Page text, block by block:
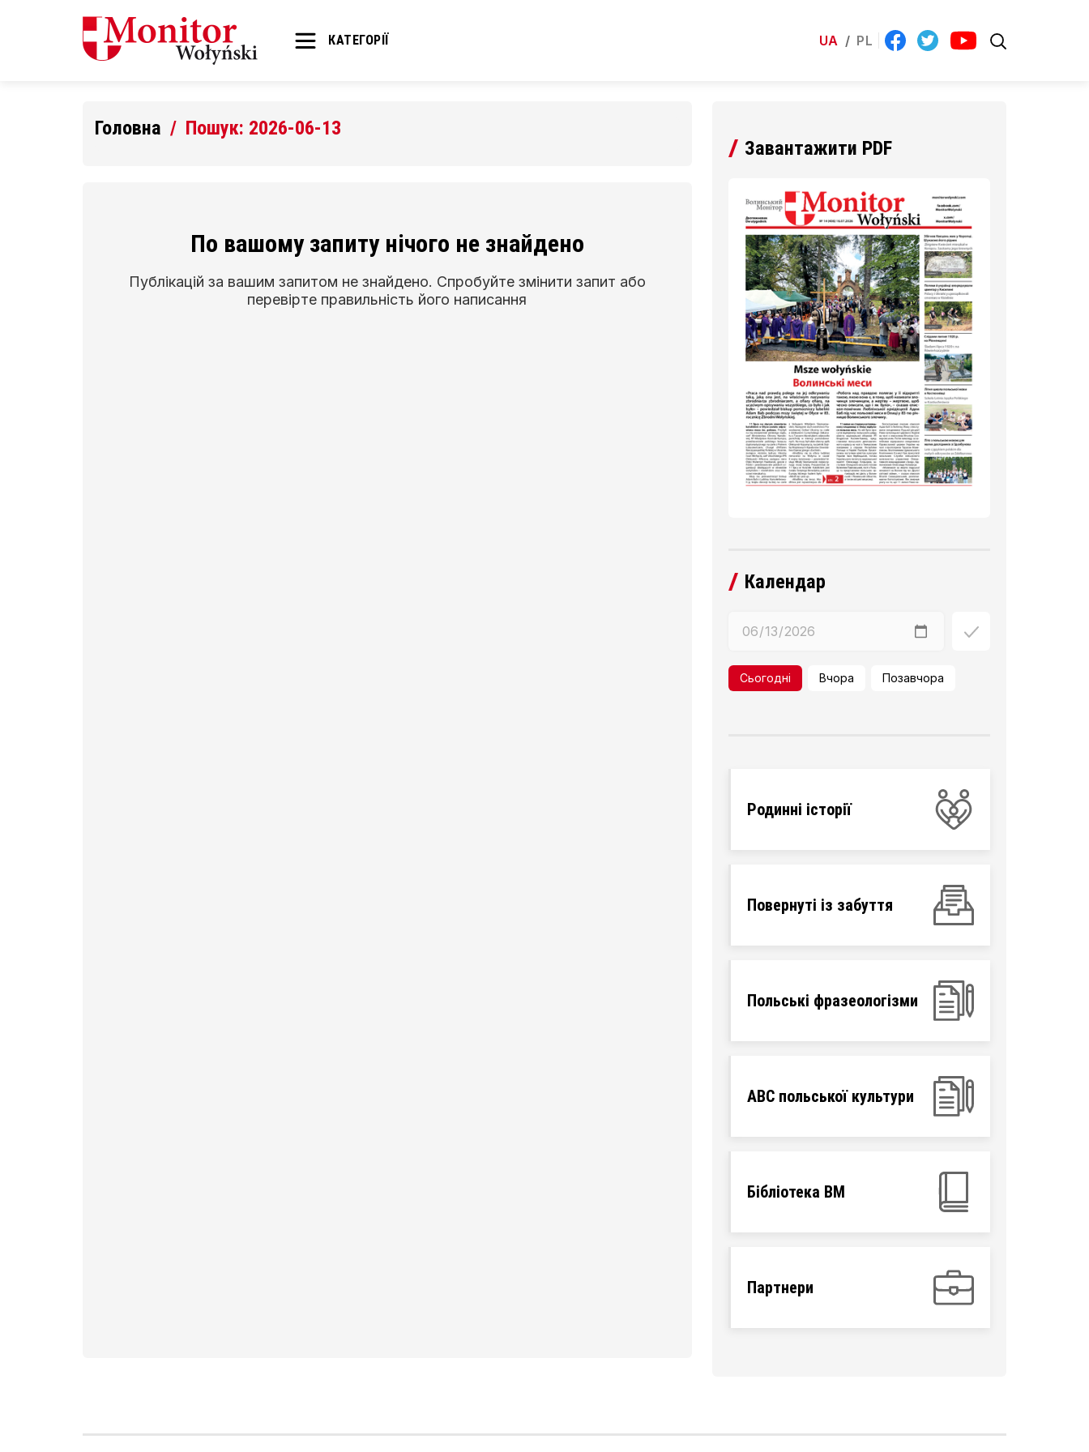
КАТЕГОРІЇ UA / PL
Головна Пошук: 2026-06-13
По вашому запиту нічого не знайдено
Публікацій за вашим запитом не знайдено. Спробуйте змінити запит або
перевірте правильність його написання
Завантажити PDF
Календар
Сьогодні Вчора Позавчора
Родинні історії
Повернуті із забуття
Польські фразеологізми
ABC польської культури
Бібліотека ВМ
Партнери